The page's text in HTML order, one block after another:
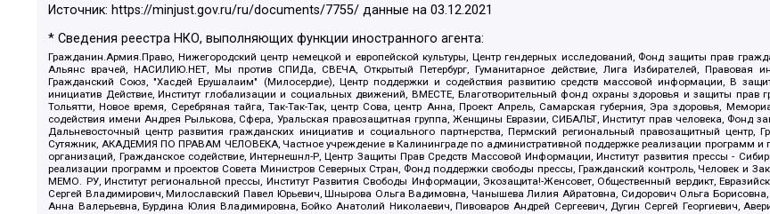
Источник: https://minjust.gov.ru/ru/documents/7755/ данные на03.12.2021
* Сведения реестра НКО, выполняющих функции иностранного агента:
Гражданин.Армия.Право, Нижегородский центр немецкой и европейской культуры, Центр гендерных исследований, Фонд защиты прав
Альянс врачей, НАСИЛИЮ.НЕТ, Мы против СПИДа, СВЕЧА, Открытый Петербург, Гуманитарное действие, Лига Избирателей, Правовая
Гражданский Союз, "Хасдей Ерушалаим" (Милосердие), Центр поддержки и содействия развитию средств массовой информации, В
инициатив Действие, Институт глобализации и социальных движений, ВМЕСТЕ, Благотворительный фонд охраны здоровья и защиты
Тольятти, Новое время, Серебряная тайга, Так-Так-Так, центр Сова, центр Анна, Проект Апрель, Самарская губерния, Эра здоровья,
содействия имени Андрея Рылькова, Сфера, Уральская правозащитная группа, Женщины Евразии, СИБАЛЬТ, Институт прав человека, Фонд
Дальневосточный центр развития гражданских инициатив и социального партнерства, Пермский региональный правозащитный центр,
Сутяжник, АКАДЕМИЯ ПО ПРАВАМ ЧЕЛОВЕКА, Частное учреждение в Калининграде по административной поддержке реализации программ и
организаций, Гражданское содействие, Интернешнл-Р, Центр Защиты Прав Средств Массовой Информации, Институт развития прессы -
реализации программ и проектов Совета Министров Северных Стран, Фонд поддержки свободы прессы, Гражданский контроль, Человек и
МЕМО. РУ, Институт региональной прессы, Институт Развития Свободы Информации, Экозащита!-Женсовет, Общественный вердикт,
Сергей Владимирович, Милославский Павел Юрьевич, Шнырова Ольга Вадимовна, Чанышева Лилия Айратовна, Сидорович Ольга Борисовна,
Анна Валерьевна, Бурдина Юлия Владимировна, Бойко Анатолий Николаевич, Пивоваров Андрей Сергеевич, Дугин Сергей Георгиевич,